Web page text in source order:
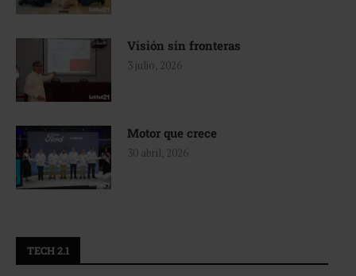
Visión sin fronteras
3 julio, 2026
Motor que crece
30 abril, 2026
TECH 2.1